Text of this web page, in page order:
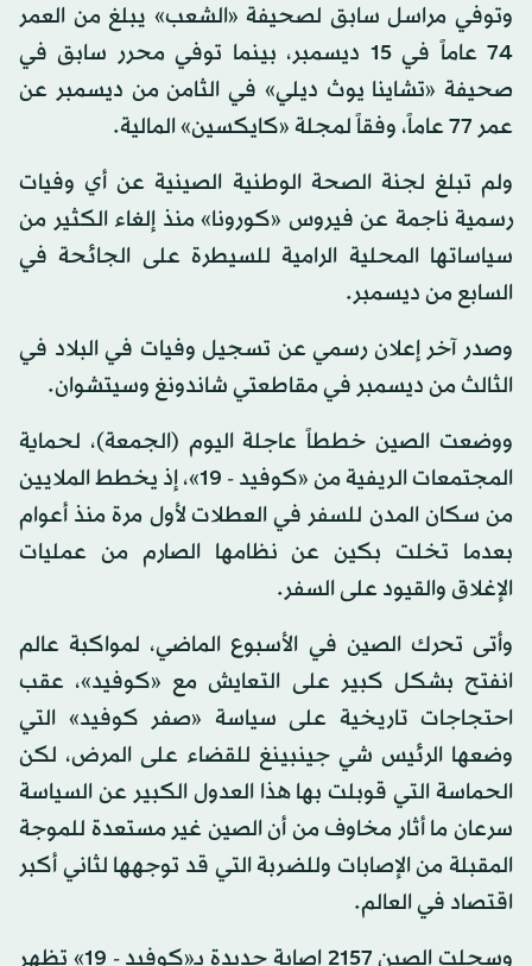
وتوفي مراسل سابق لصحيفة «الشعب» يبلغ من العمر
74 عاماً في 15 ديسمبر، بينما توفي محرر سابق في
صحيفة «تشاينا يوث ديلي» في الثامن من ديسمبر عن
عمر 77 عاماً، وفقاً لمجلة «كايكسين» المالية.
ولم تبلغ لجنة الصحة الوطنية الصينية عن أي وفيات
رسمية ناجمة عن فيروس «كورونا» منذ إلغاء الكثير من
سياساتها المحلية الرامية للسيطرة على الجائحة في
السابع من ديسمبر.
وصدر آخر إعلان رسمي عن تسجيل وفيات في البلاد في
الثالث من ديسمبر في مقاطعتي شاندونغ وسيتشوان.
ووضعت الصين خططاً عاجلة اليوم (الجمعة)، لحماية
المجتمعات الريفية من «كوفيد - 19»، إذ يخطط الملايين
من سكان المدن للسفر في العطلات لأول مرة منذ أعوام
بعدما تخلت بكين عن نظامها الصارم من عمليات
الإغلاق والقيود على السفر.
وأتى تحرك الصين في الأسبوع الماضي، لمواكبة عالم
انفتح بشكل كبير على التعايش مع «كوفيد»، عقب
احتجاجات تاريخية على سياسة «صفر كوفيد» التي
وضعها الرئيس شي جينبينغ للقضاء على المرض، لكن
الحماسة التي قوبلت بها هذا العدول الكبير عن السياسة
سرعان ما أثار مخاوف من أن الصين غير مستعدة للموجة
المقبلة من الإصابات وللضربة التي قد توجهها لثاني أكبر
اقتصاد في العالم.
وسجلت الصين 2157 إصابة جديدة بـ«كوفيد - 19» تظهر